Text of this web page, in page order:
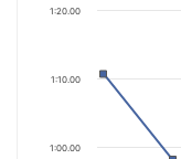
1:00.00
1:10.00
1:20.00